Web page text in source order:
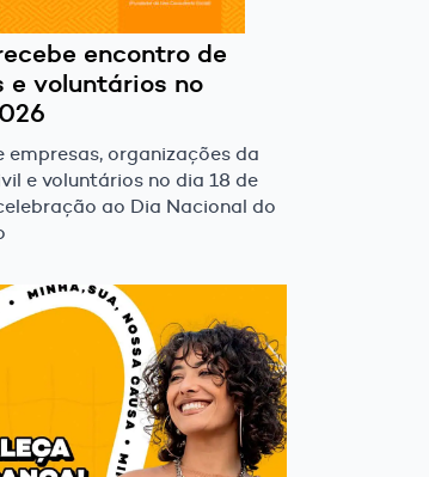
encontro de
e voluntários no
empresas, organizações da
e voluntários no dia 18 de
ao Dia Nacional do